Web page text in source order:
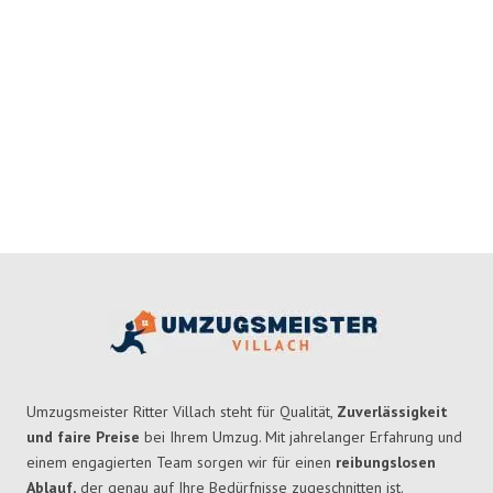
Umzugsmeister Ritter Villach steht für Qualität, Zuverlässigkeit
und faire Preise bei Ihrem Umzug. Mit jahrelanger Erfahrung und
einem engagierten Team sorgen wir für einen reibungslosen
Ablauf, der genau auf Ihre Bedürfnisse zugeschnitten ist.